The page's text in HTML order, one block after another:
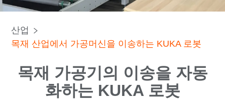
산업
목재 산업에서 가공머신을 이송하는 KUKA 로봇
목재 가공기의 이송을 자동
화하는 KUKA 로봇